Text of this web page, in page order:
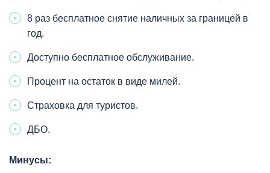
8 раз бесплатное снятие наличных за границей в
год.
Доступно бесплатное обслуживание.
Процент на остаток в виде милей.
Страховка для туристов.
ДБО.
Минусы: